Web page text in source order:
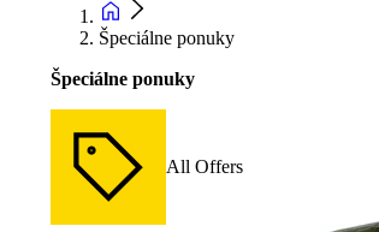
Špeciálne ponuky
Špeciálne ponuky
All Offers